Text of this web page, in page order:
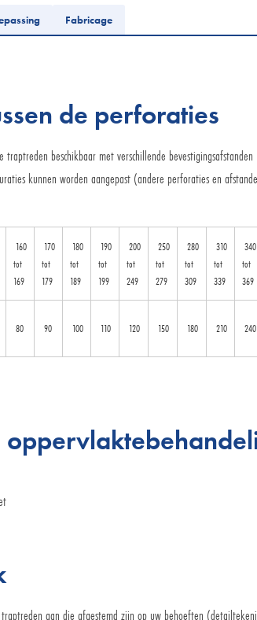
Fabricage
de perforaties
beschikbaar met verschillende bevestigingsafstanden
kunnen worden aangepast (andere perforaties en
160
tot
169
170
tot
179
180
tot
189
190
tot
199
200
tot
249
250
tot
279
280
tot
309
310
tot
339
340
tot
369
80 90 100 110 120 150 180 210 240
aan die afgestemd zijn op uw behoeften